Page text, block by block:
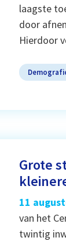
laagste
door
Hierdoor
Grote
11
van het
twintig